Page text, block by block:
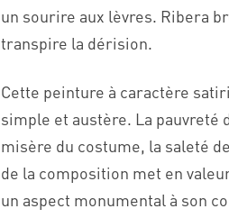
un sourire aux lèvres. Ribera
transpire la dérision.
Cette peinture à caractère
simple et austère. La pauvreté
misère du costume, la saleté
de la composition met en
un aspect monumental à son